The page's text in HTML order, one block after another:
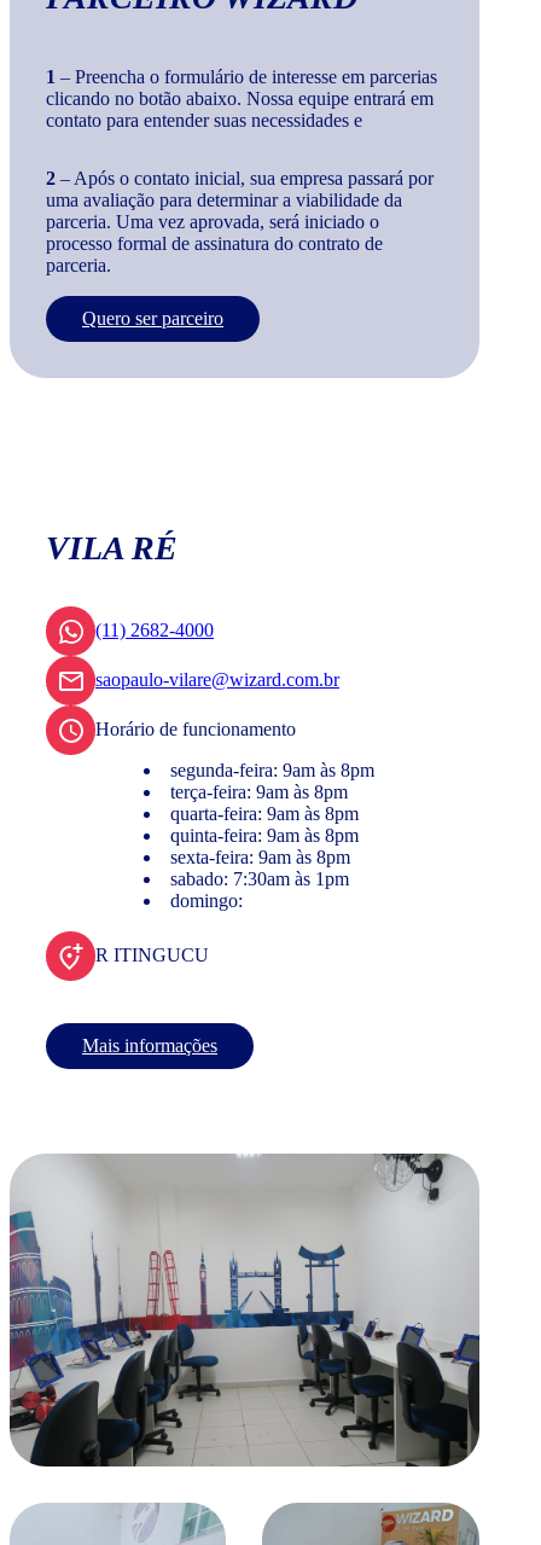
1 – Preencha o formulário de interesse em parcerias
clicando no botão abaixo. Nossa equipe entrará em
contato para entender suas necessidades e
2 – Após o contato inicial, sua empresa passará por
uma avaliação para determinar a viabilidade da
parceria. Uma vez aprovada, será iniciado o
processo formal de assinatura do contrato de
parceria.
Quero ser parceiro
VILA RÉ
(11) 2682-4000
saopaulo-vilare@wizard.com.br
Horário de funcionamento
segunda-feira: 9am às 8pm
terça-feira: 9am às 8pm
quarta-feira: 9am às 8pm
quinta-feira: 9am às 8pm
sexta-feira: 9am às 8pm
sabado: 7:30am às 1pm
domingo:
R ITINGUCU
Mais informações